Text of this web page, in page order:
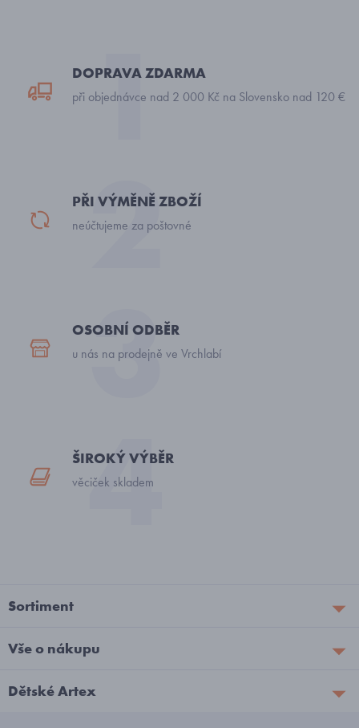
DOPRAVA ZDARMA
při objednávce nad 2 000 Kč na Slovensko nad 120 €
PŘI VÝMĚNĚ ZBOŽÍ
neúčtujeme za poštovné
OSOBNÍ ODBĚR
u nás na prodejně ve Vrchlabí
ŠIROKÝ VÝBĚR
věciček skladem
Sortiment
Vše o nákupu
Dětské Artex